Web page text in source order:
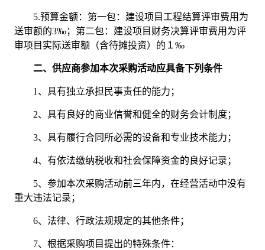
5.预算金额： 第一包：建设项目工程结算评审费用为
送审额的3‰；第二包：建设项目财务决算评审费用为评
审项目实际送审额（含待摊投资）的１‰
二、供应商参加本次采购活动应具备下列条件
1、具有独立承担民事责任的能力；
2、具有良好的商业信誉和健全的财务会计制度；
3、具有履行合同所必需的设备和专业技术能力；
4、有依法缴纳税收和社会保障资金的良好记录；
5、参加本次采购活动前三年内，在经营活动中没有
重大违法记录；
6、法律、行政法规规定的其他条件；
7、根据采购项目提出的特殊条件：